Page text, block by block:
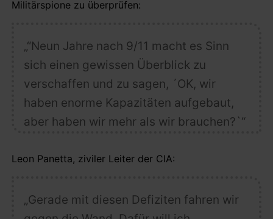
Militärspione zu überprüfen:
„“Neun Jahre nach 9/11 macht es Sinn
sich einen gewissen Überblick zu
verschaffen und zu sagen, ´OK, wir
haben enorme Kapazitäten aufgebaut,
aber haben wir mehr als wir brauchen?`“
Leon Panetta, ziviler Leiter der CIA:
„Gerade mit diesen Defiziten fahren wir